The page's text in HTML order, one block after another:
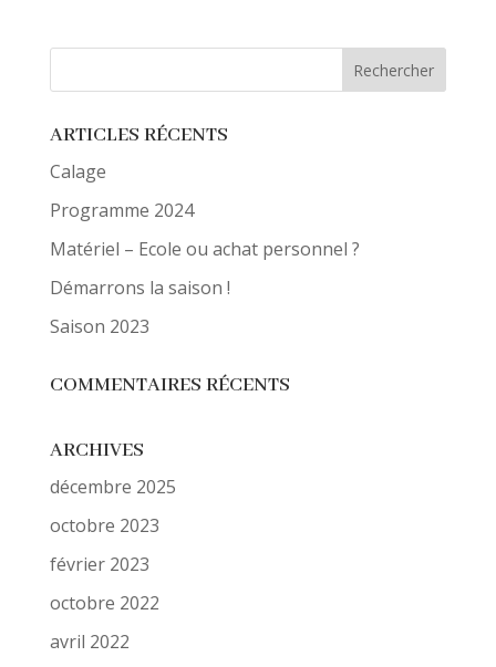
ARTICLES RÉCENTS
Calage
Programme 2024
Matériel – Ecole ou achat personnel ?
Démarrons la saison !
Saison 2023
COMMENTAIRES RÉCENTS
ARCHIVES
décembre 2025
octobre 2023
février 2023
octobre 2022
avril 2022